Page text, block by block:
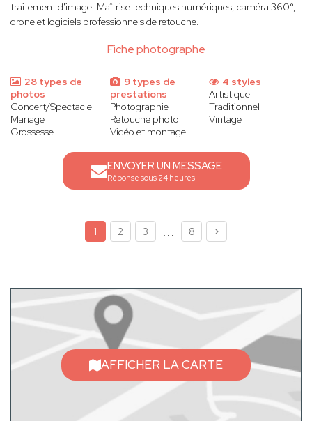
Fiche photographe
traitement d'image. Maîtrise techniques numériques, caméra 360°,
drone et logiciels professionnels de retouche.
28 types de
photos
Concert/Spectacle
Mariage
Grossesse
9 types de
prestations
Photographie
Retouche photo
Vidéo et montage
4 styles
Artistique
Traditionnel
Vintage
ENVOYER UN MESSAGE
Réponse sous 24 heures
1 2 3 ... 8
AFFICHER LA CARTE